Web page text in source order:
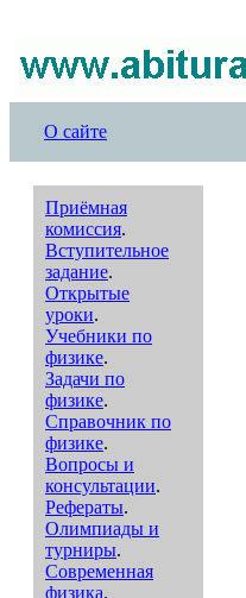
О сайте
Приёмная
комиссия.
Вступительное
задание.
Открытые
уроки.
Учебники по
физике.
Задачи по
физике.
Справочник по
физике.
Вопросы и
консультации.
Рефераты.
Олимпиады и
турниры.
Современная
физика.